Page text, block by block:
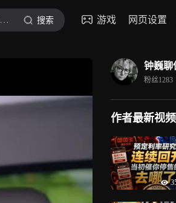
钟巍聊保险 搜索 游戏 网页设置
钟巍聊
粉丝1283
作者最新视频